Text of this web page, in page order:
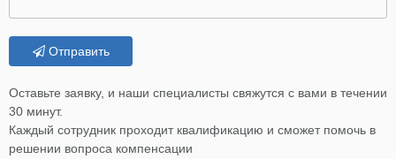
Отправить
Оставьте заявку, и наши специалисты свяжутся с вами в течении
30 минут.
Каждый сотрудник проходит квалификацию и сможет помочь в
решении вопроса компенсации